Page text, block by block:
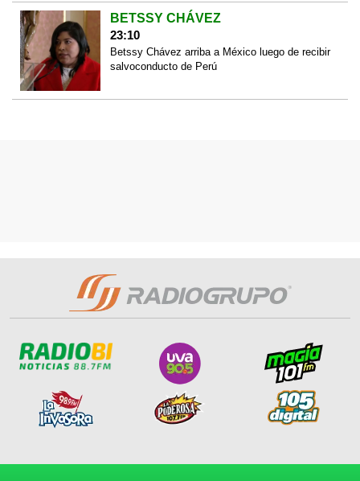
BETSSY CHÁVEZ
23:10
Betssy Chávez arriba a México luego de recibir
salvoconducto de Perú